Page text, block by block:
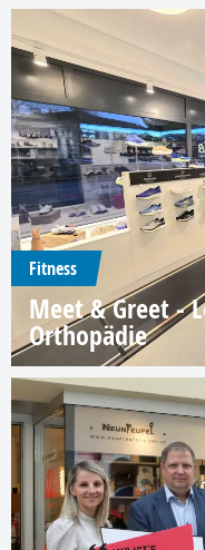
Fitness
Meet & Greet -
Orthopädie